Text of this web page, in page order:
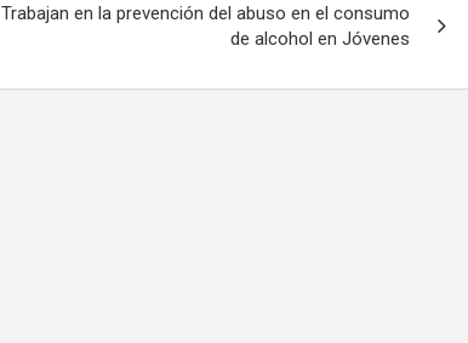
Trabajan en la prevención del abuso en el consumo
de alcohol en Jóvenes